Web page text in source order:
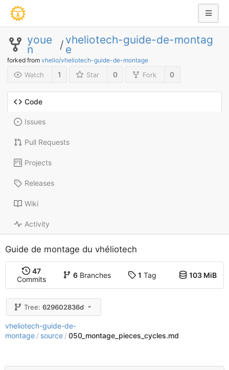
youe
n / vheliotech-guide-de-montag
e
forked from vhelio/vheliotech-guide-de-montage
Watch 1 Star 0 Fork 0
Code
Issues
Pull Requests
Projects
Releases
Wiki
Activity
Guide de montage du vhéliotech
47
Commits
6Branches 1 Tag 103 MiB
Tree:629602836d
vheliotech-guide-de-
montage / source / 050_montage_pieces_cycles.md